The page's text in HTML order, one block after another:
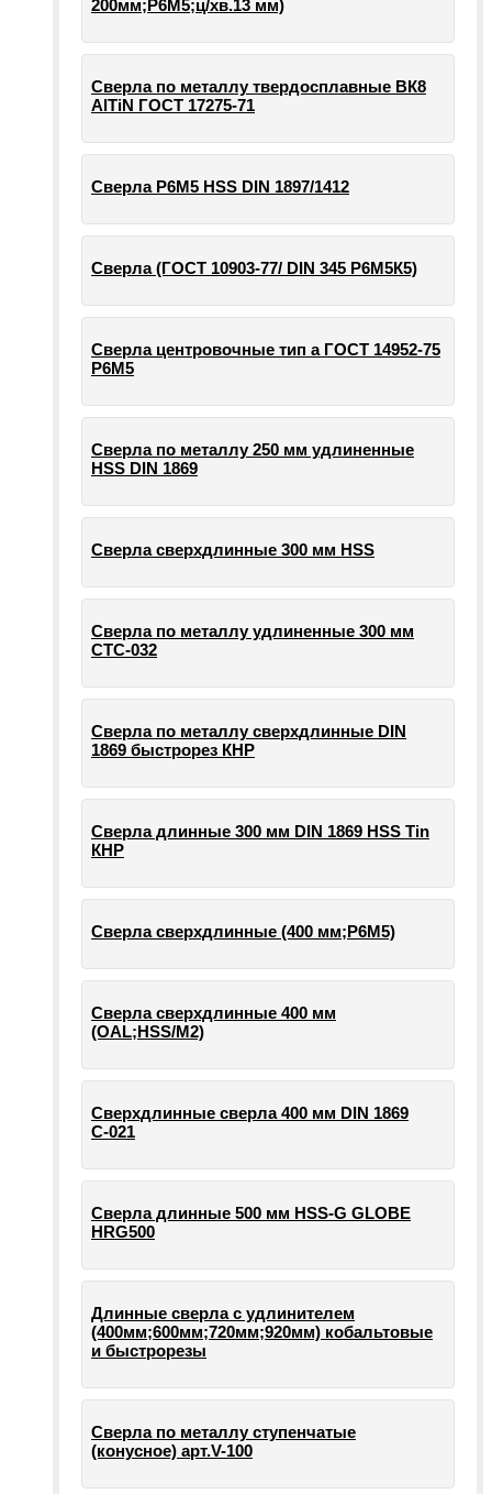
200мм;Р6М5;ц/хв.13 мм)
Сверла по металлу твердосплавные ВК8
AlTiN ГОСТ 17275-71
Сверла Р6М5 HSS DIN 1897/1412
Сверла (ГОСТ 10903-77/ DIN 345 Р6М5К5)
Сверла центровочные тип а ГОСТ 14952-75
Р6М5
Сверла по металлу 250 мм удлиненные
HSS DIN 1869
Сверла сверхдлинные 300 мм HSS
Сверла по металлу удлиненные 300 мм
СТС-032
Сверла по металлу сверхдлинные DIN
1869 быстрорез КНР
Сверла длинные 300 мм DIN 1869 HSS Tin
КНР
Сверла сверхдлинные (400 мм;Р6М5)
Сверла сверхдлинные 400 мм
(OAL;HSS/M2)
Сверхдлинные сверла 400 мм DIN 1869
С-021
Сверла длинные 500 мм HSS-G GLOBE
HRG500
Длинные сверла с удлинителем
(400мм;600мм;720мм;920мм) кобальтовые
и быстрорезы
Сверла по металлу ступенчатые
(конусное) арт.V-100